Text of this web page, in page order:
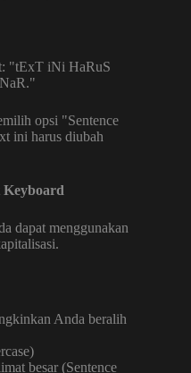
"tExT iNi HaRuS
opsi "Sentence
ini harus diubah
Keyboard
dapat menggunakan
Anda beralih
besar (Sentence